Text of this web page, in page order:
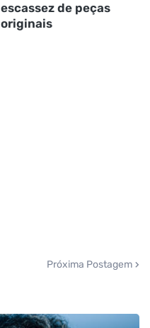
escassez de peças
originais
Próxima Postagem